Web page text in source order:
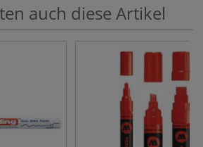
auch diese Artikel